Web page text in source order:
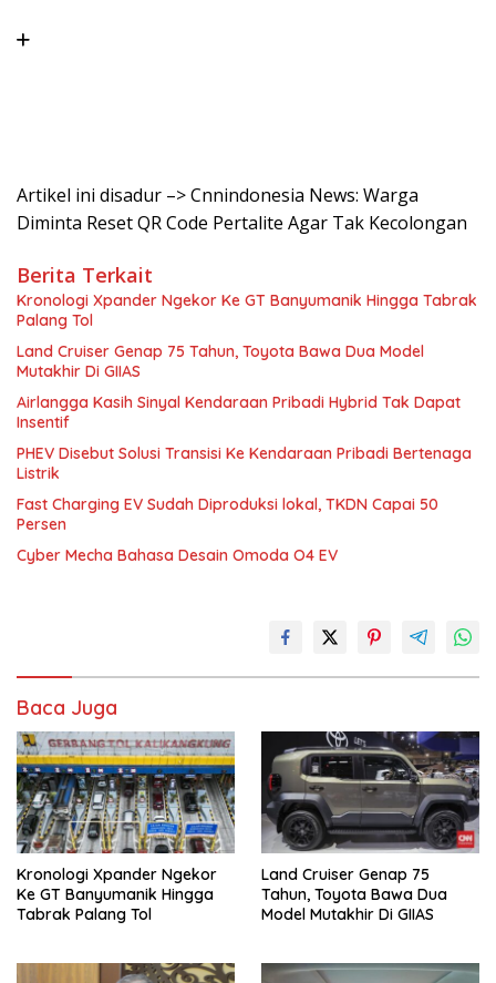
Artikel ini disadur –> Cnnindonesia News: Warga
Diminta Reset QR Code Pertalite Agar Tak Kecolongan
Berita Terkait
Kronologi Xpander Ngekor Ke GT Banyumanik Hingga Tabrak
Palang Tol
Land Cruiser Genap 75 Tahun, Toyota Bawa Dua Model
Mutakhir Di GIIAS
Airlangga Kasih Sinyal Kendaraan Pribadi Hybrid Tak Dapat
Insentif
PHEV Disebut Solusi Transisi Ke Kendaraan Pribadi Bertenaga
Listrik
Fast Charging EV Sudah Diproduksi lokal, TKDN Capai 50
Persen
Cyber Mecha Bahasa Desain Omoda O4 EV
Baca Juga
Kronologi Xpander Ngekor
Ke GT Banyumanik Hingga
Tabrak Palang Tol
Land Cruiser Genap 75
Tahun, Toyota Bawa Dua
Model Mutakhir Di GIIAS